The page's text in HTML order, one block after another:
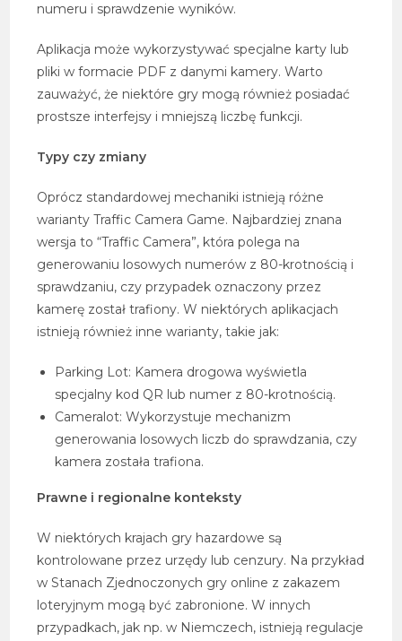
numeru i sprawdzenie wyników.
Aplikacja może wykorzystywać specjalne karty lub
pliki w formacie PDF z danymi kamery. Warto
zauważyć, że niektóre gry mogą również posiadać
prostsze interfejsy i mniejszą liczbę funkcji.
Typy czy zmiany
Oprócz standardowej mechaniki istnieją różne
warianty Traffic Camera Game. Najbardziej znana
wersja to “Traffic Camera”, która polega na
generowaniu losowych numerów z 80-krotnością i
sprawdzaniu, czy przypadek oznaczony przez
kamerę został trafiony. W niektórych aplikacjach
istnieją również inne warianty, takie jak:
Parking Lot: Kamera drogowa wyświetla
specjalny kod QR lub numer z 80-krotnością.
Cameralot: Wykorzystuje mechanizm
generowania losowych liczb do sprawdzania, czy
kamera została trafiona.
Prawne i regionalne konteksty
W niektórych krajach gry hazardowe są
kontrolowane przez urzędy lub cenzury. Na przykład
w Stanach Zjednoczonych gry online z zakazem
loteryjnym mogą być zabronione. W innych
przypadkach, jak np. w Niemczech, istnieją regulacje